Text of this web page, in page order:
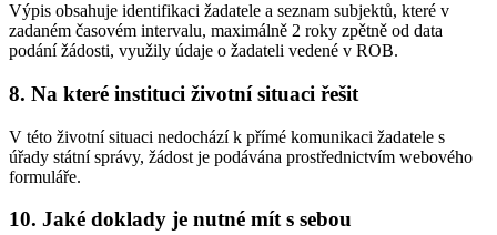
Výpis obsahuje identifikaci žadatele a seznam subjektů, které v
zadaném časovém intervalu, maximálně 2 roky zpětně od data
podání žádosti, využily údaje o žadateli vedené v ROB.
8. Na které instituci životní situaci řešit
V této životní situaci nedochází k přímé komunikaci žadatele s
úřady státní správy, žádost je podávána prostřednictvím webového
formuláře.
10. Jaké doklady je nutné mít s sebou